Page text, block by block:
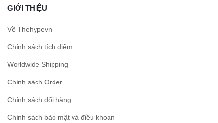
GIỚI THIỆU
Về Thehypevn
Chính sách tích điểm
Worldwide Shipping
Chính sách Order
Chính sách đổi hàng
Chính sách bảo mật và điều khoản